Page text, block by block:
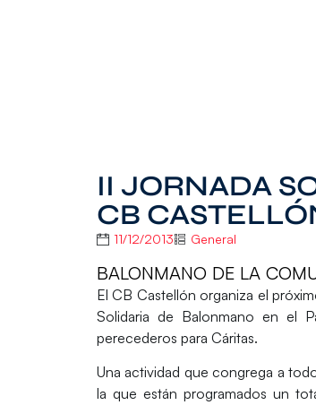
II JORNADA
CB
11/12/2013 General
BALONMANO DE LA
ElCB Castellón organiza el
Solidaria de Balonmano en el
perecederos para Cáritas.
Una actividad que congrega a
la que están programados un